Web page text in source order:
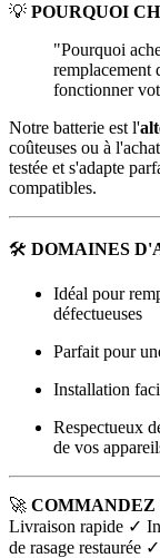
💡 POURQUOI
"Pourquoi
remplacement
fonctionner
Notre batterie est l'
coûteuses ou à
testée et s'adapte
compatibles.
🛠 DOMAINES
Idéal pour
défectueuses
Parfait pour
Installation
Respectueux
de vos
🚀
Livraison rapide ✓
de rasage restaurée ✓